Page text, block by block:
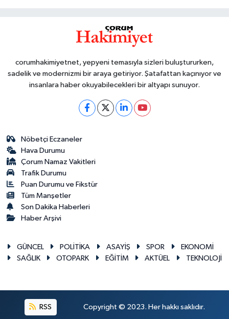
corumhakimiyetnet, yepyeni temasıyla sizleri buluştururken,
sadelik ve modernizmi bir araya getiriyor. Şatafattan kaçınıyor ve
insanlara haber okuyabilecekleri bir altyapı sunuyor.
Nöbetçi Eczaneler
Hava Durumu
Çorum Namaz Vakitleri
Trafik Durumu
Puan Durumu ve Fikstür
Tüm Manşetler
Son Dakika Haberleri
Haber Arşivi
GÜNCEL POLİTİKA ASAYİŞ SPOR
EKONOMİ
SAĞLIK
OTOPARK EĞİTİM AKTÜEL TEKNOLOJİ
RSS Copyright © 2023. Her hakkı saklıdır.